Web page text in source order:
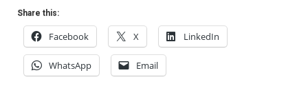
Share this:
Facebook X LinkedIn
WhatsApp Email